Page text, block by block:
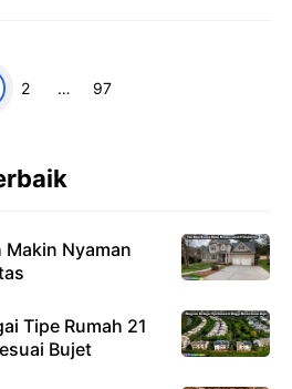
Halaman
2 … Halaman
97
Makin Nyaman
Tipe Rumah 21
Bujet